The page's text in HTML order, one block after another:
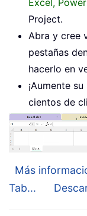
Excel,
Project.
Abra y cree
pestañas
hacerlo en
¡Aumente
cientos de
Más
Tab...